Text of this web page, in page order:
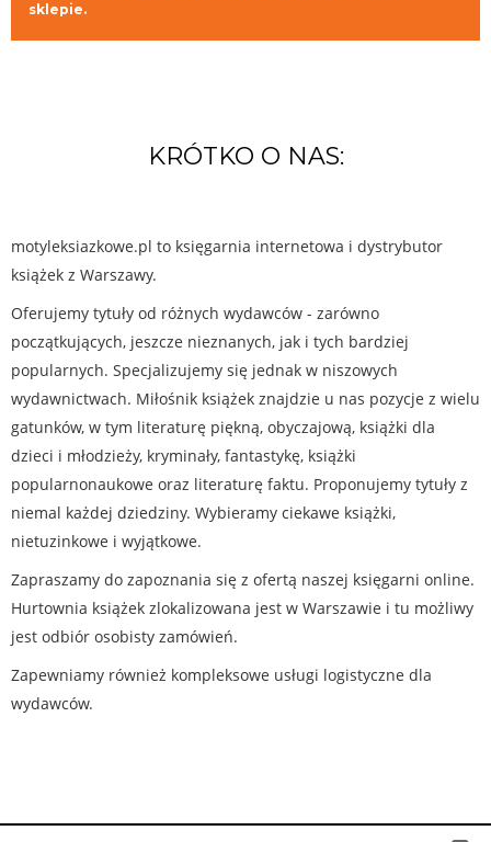
sklepie.
KRÓTKO O NAS:
motyleksiazkowe.pl to księgarnia internetowa i dystrybutor
książek z Warszawy.
Oferujemy tytuły od różnych wydawców - zarówno
początkujących, jeszcze nieznanych, jak i tych bardziej
popularnych. Specjalizujemy się jednak w niszowych
wydawnictwach. Miłośnik książek znajdzie u nas pozycje z wielu
gatunków, w tym literaturę piękną, obyczajową, książki dla
dzieci i młodzieży, kryminały, fantastykę, książki
popularnonaukowe oraz literaturę faktu. Proponujemy tytuły z
niemal każdej dziedziny. Wybieramy ciekawe książki,
nietuzinkowe i wyjątkowe.
Zapraszamy do zapoznania się z ofertą naszej księgarni online.
Hurtownia książek zlokalizowana jest w Warszawie i tu możliwy
jest odbiór osobisty zamówień.
Zapewniamy również kompleksowe usługi logistyczne dla
wydawców.